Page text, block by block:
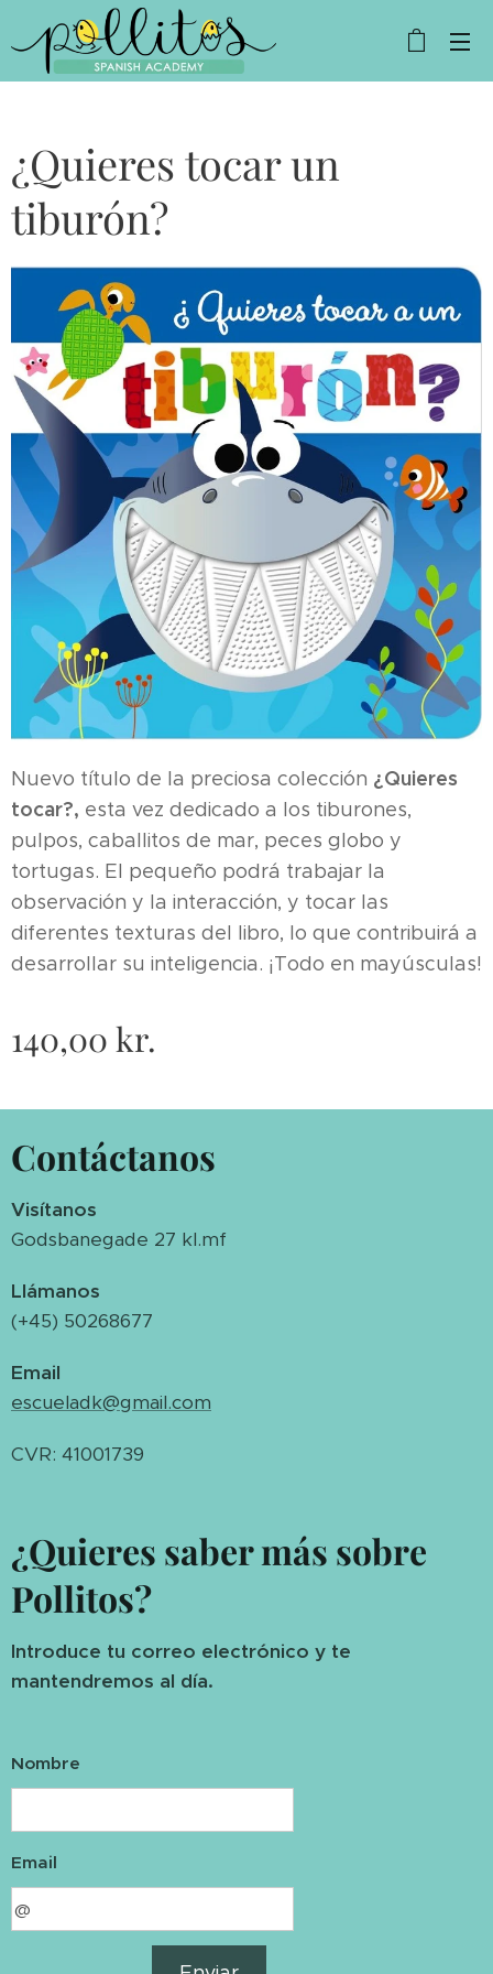
¿Quieres tocar un
tiburón?
Nuevo título de la preciosa colección ¿Quieres
tocar?, esta vez dedicado a los tiburones,
pulpos, caballitos de mar, peces globo y
tortugas. El pequeño podrá trabajar la
observación y la interacción, y tocar las
diferentes texturas del libro, lo que contribuirá a
desarrollar su inteligencia. ¡Todo en mayúsculas!
140,00 kr.
Contáctanos
Visítanos
Godsbanegade 27 kl.mf
Llámanos
(+45) 50268677
Email
escueladk@gmail.com
CVR: 41001739
¿Quieres saber más sobre
Pollitos?
Introduce tu correo electrónico y te
mantendremos al día.
Nombre
Email